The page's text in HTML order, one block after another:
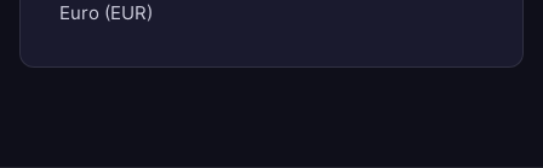
Euro (EUR)